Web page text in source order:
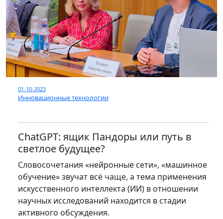
01-10-2023
Инновационные технологии
ChatGPT: ящик Пандоры или путь в
светлое будущее?
Словосочетания «нейронные сети», «машинное
обучение» звучат всё чаще, а тема применения
искусственного интеллекта (ИИ) в отношении
научных исследований находится в стадии
активного обсуждения.